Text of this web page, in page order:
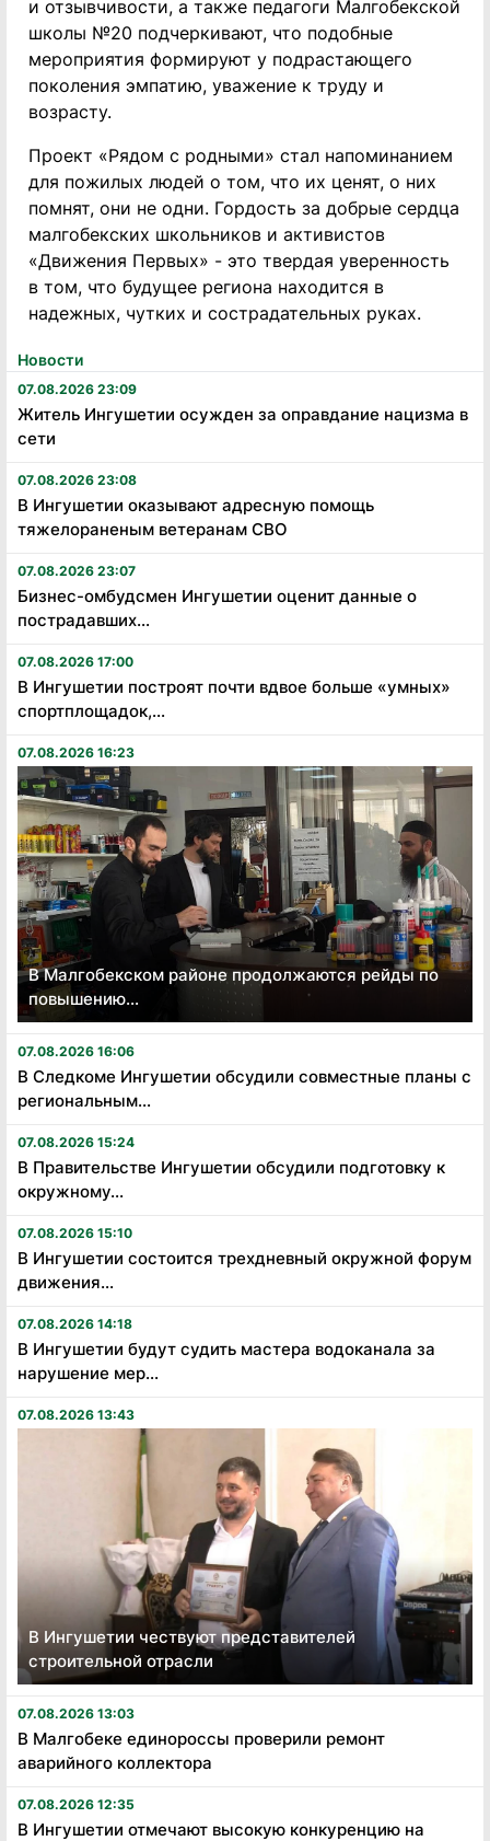
Новости
07.08.2026 23:09
Житель Ингушетии осужден за оправдание нацизма в
сети
07.08.2026 23:08
В Ингушетии оказывают адресную помощь
тяжелораненым ветеранам СВО
07.08.2026 23:07
Бизнес-омбудсмен Ингушетии оценит данные о
пострадавших...
07.08.2026 17:00
В Ингушетии построят почти вдвое больше «умных»
спортплощадок,...
07.08.2026 16:23
В Малгобекском районе продолжаются рейды по
повышению...
07.08.2026 16:06
В Следкоме Ингушетии обсудили совместные планы с
региональным...
07.08.2026 15:24
В Правительстве Ингушетии обсудили подготовку к
окружному...
07.08.2026 15:10
В Ингушетии состоится трехдневный окружной форум
движения...
07.08.2026 14:18
В Ингушетии будут судить мастера водоканала за
нарушение мер...
07.08.2026 13:43
В Ингушетии чествуют представителей
строительной отрасли
07.08.2026 13:03
В Малгобеке единороссы проверили ремонт
аварийного коллектора
07.08.2026 12:35
В Ингушетии отмечают высокую конкуренцию на
и отзывчивости, а также педагоги Малгобекской
школы №20 подчеркивают, что подобные
мероприятия формируют у подрастающего
поколения эмпатию, уважение к труду и
возрасту.
Проект «Рядом с родными» стал напоминанием
для пожилых людей о том, что их ценят, о них
помнят, они не одни. Гордость за добрые сердца
малгобекских школьников и активистов
«Движения Первых» - это твердая уверенность
в том, что будущее региона находится в
надежных, чутких и сострадательных руках.